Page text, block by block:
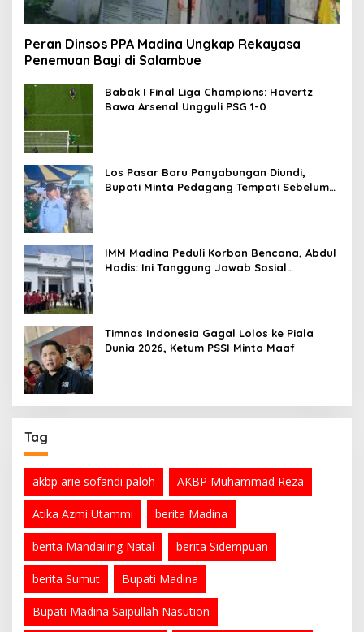
Peran Dinsos PPA Madina Ungkap Rekayasa
Penemuan Bayi di Salambue
Babak I Final Liga Champions: Havertz
Bawa Arsenal Ungguli PSG 1-0
Los Pasar Baru Panyabungan Diundi,
Bupati Minta Pedagang Tempati Sebelum
IMM Madina Peduli Korban Bencana, Abdul
Hadis: Ini Tanggung Jawab Sosial
Timnas Indonesia Gagal Lolos ke Piala
Dunia 2026, Ketum PSSI Minta Maaf
Tag
akbp arie sofandi paloh AKBP Muhammad Reza
Atika Azmi Utammi berita Madina
berita Mandailing Natal berita Sidempuan
berita Sumut Bupati Madina
Bupati Madina Saipullah Nasution